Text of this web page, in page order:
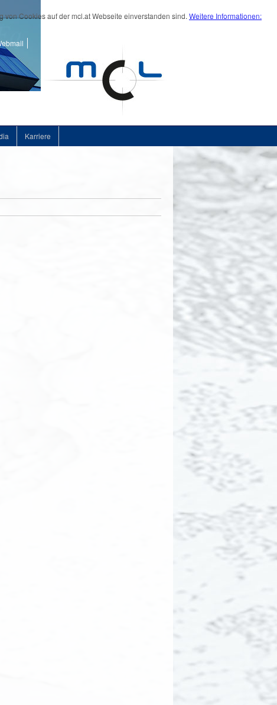
Cookies auf der mcl.at Webseite einverstanden sind. Weitere Informationen:
Karriere